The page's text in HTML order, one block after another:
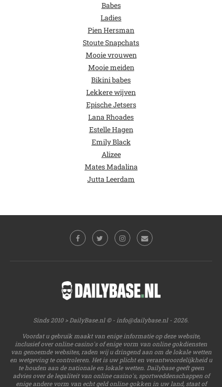
Babes
Ladies
Pien Hersman
Stoute Snapchats
Mooie vrouwen
Mooie meiden
Bikini babes
Lekkere wijven
Epische Jetsers
Lana Rhoades
Estelle Hagen
Emily Black
Alizee
Mates Madalina
Jutta Leerdam
Sinds 2010 > DailyBase.nl © - info@dailybase.nl- 2026.
Voordat u gebruik maakt van enige informatie op deze website,
inclusief over online casino's of enige vorm van online gokdiensten
van genoemde websites, raden wij u dringend aan om de lokale wetten
en wetgeving te controleren. Het is uw plicht en verantwoordelijkheid u
te houden aan de nationale en lokale wetten. Dailybase geeft geen
advies over de legaliteit van online casino's, sportweddenschappen of
enige andere vorm van echt geld online gokken in uw land, staat of